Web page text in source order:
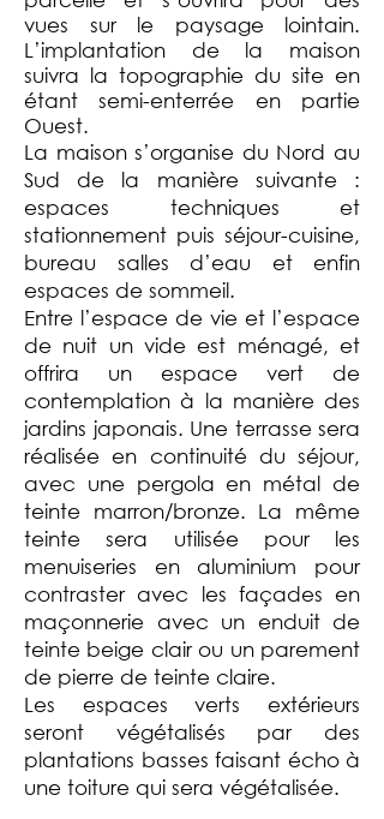
vues sur le paysage lointain.
L’implantation de la maison
suivra la topographie du site en
étant semi-enterrée en partie
Ouest.
La maison s’organise du Nord au
Sud de la manière suivante :
espaces techniques et
stationnement puis séjour-cuisine,
bureau salles d’eau et enfin
espaces de sommeil.
Entre l’espace de vie et l’espace
de nuit un vide est ménagé, et
offrira un espace vert de
contemplation à la manière des
jardins japonais. Une terrasse sera
réalisée en continuité du séjour,
avec une pergola en métal de
teinte marron/bronze. La même
teinte sera utilisée pour les
menuiseries en aluminium pour
contraster avec les façades en
maçonnerie avec un enduit de
teinte beige clair ou un parement
de pierre de teinte claire.
Les espaces verts extérieurs
seront végétalisés par des
plantations basses faisant écho à
une toiture qui sera végétalisée.